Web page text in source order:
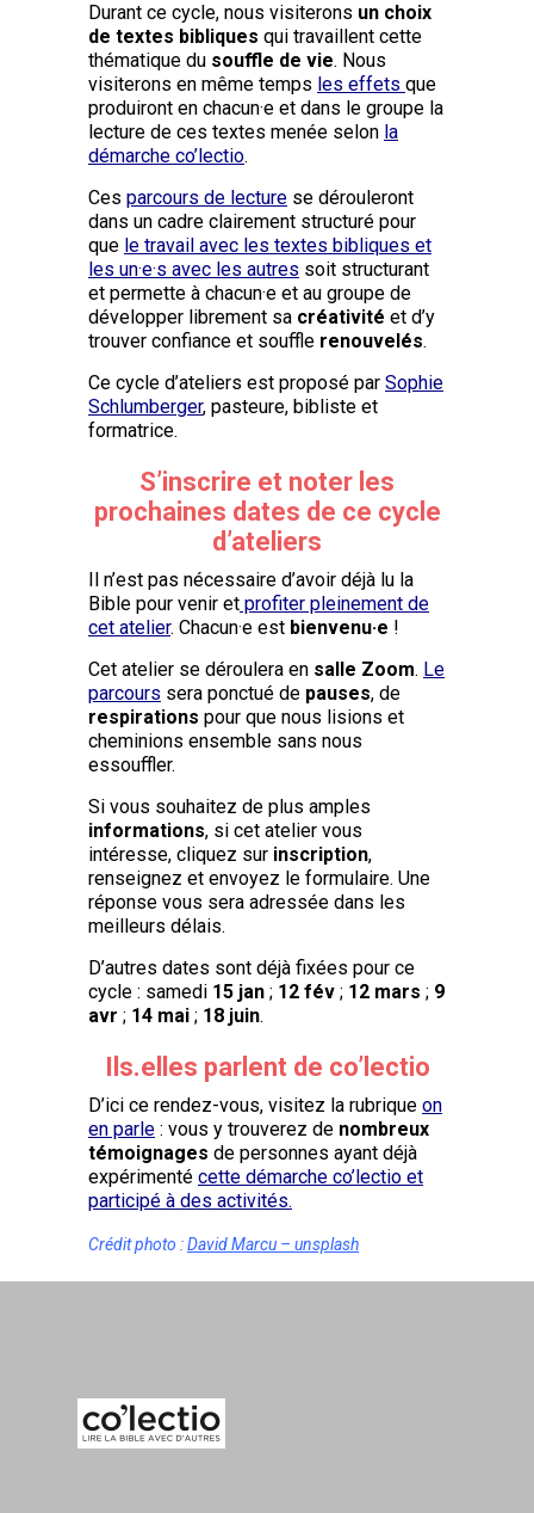
Durant ce cycle, nous visiterons un choix
de textes bibliques qui travaillent cette
thématique du souffle de vie. Nous
visiterons en même temps les effets que
produiront en chacun·e et dans le groupe la
lecture de ces textes menée selon la
démarche co’lectio.
Ces parcours de lecture se dérouleront
dans un cadre clairement structuré pour
que le travail avec les textes bibliques et
les un·e·s avec les autres soit structurant
et permette à chacun·e et au groupe de
développer librement sa créativité et d’y
trouver confiance et souffle renouvelés.
Ce cycle d’ateliers est proposé par Sophie
Schlumberger, pasteure, bibliste et
formatrice.
S’inscrire et noter les
prochaines dates de ce cycle
d’ateliers
Il n’est pas nécessaire d’avoir déjà lu la
Bible pour venir et profiter pleinement de
cet atelier. Chacun·e est bienvenu·e !
Cet atelier se déroulera en salle Zoom. Le
parcours sera ponctué de pauses, de
respirations pour que nous lisions et
cheminions ensemble sans nous
essouffler.
Si vous souhaitez de plus amples
informations, si cet atelier vous
intéresse, cliquez sur inscription,
renseignez et envoyez le formulaire. Une
réponse vous sera adressée dans les
meilleurs délais.
D’autres dates sont déjà fixées pour ce
cycle : samedi 15 jan ; 12 fév ; 12 mars ; 9
avr ; 14 mai ; 18 juin.
Ils.elles parlent de co’lectio
D’ici ce rendez-vous, visitez la rubrique on
en parle : vous y trouverez de nombreux
témoignages de personnes ayant déjà
expérimenté cette démarche co’lectio et
participé à des activités.
Crédit photo :David Marcu – unsplash